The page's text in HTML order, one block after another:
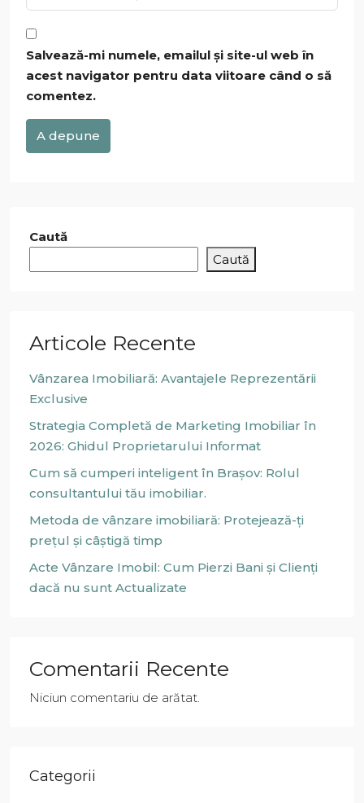
Salvează-mi numele, emailul și site-ul web în
acest navigator pentru data viitoare când o să
comentez.
A depune
Caută
Caută
Articole Recente
Vânzarea Imobiliară: Avantajele Reprezentării
Exclusive
Strategia Completă de Marketing Imobiliar în
2026: Ghidul Proprietarului Informat
Cum să cumperi inteligent în Brașov: Rolul
consultantului tău imobiliar.
Metoda de vânzare imobiliară: Protejează-ți
prețul și câștigă timp
Acte Vânzare Imobil: Cum Pierzi Bani și Clienți
dacă nu sunt Actualizate
Comentarii Recente
Niciun comentariu de arătat.
Categorii